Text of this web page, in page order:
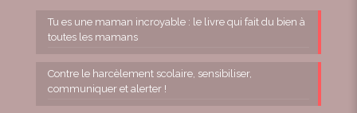
Tu es une maman incroyable : le livre qui fait du bien à
toutes les mamans
Contre le harcèlement scolaire, sensibiliser,
communiquer et alerter !